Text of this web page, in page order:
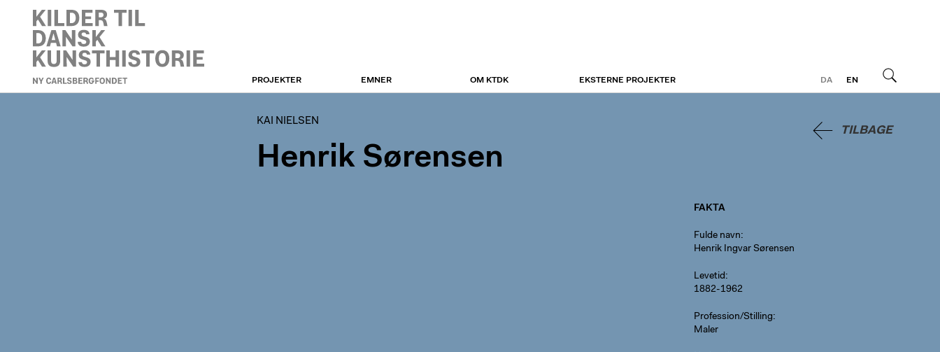
NYCF
DA
EN
PROJEKTER EMNER OM KTDK EKSTERNE PROJEKTER
TILBAGE
KAI NIELSEN
Henrik Sørensen
FAKTA
Fulde navn
Henrik Ingvar Sørensen
Levetid
1882-1962
Profession/Stilling
Maler